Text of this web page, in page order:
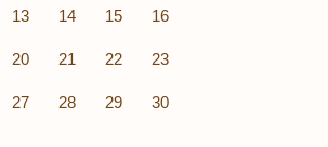
13 14 15 16
20 21 22 23
27 28 29 30